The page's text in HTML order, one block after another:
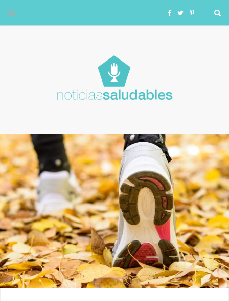
F
o
o
k
T
r
I
g
a
m